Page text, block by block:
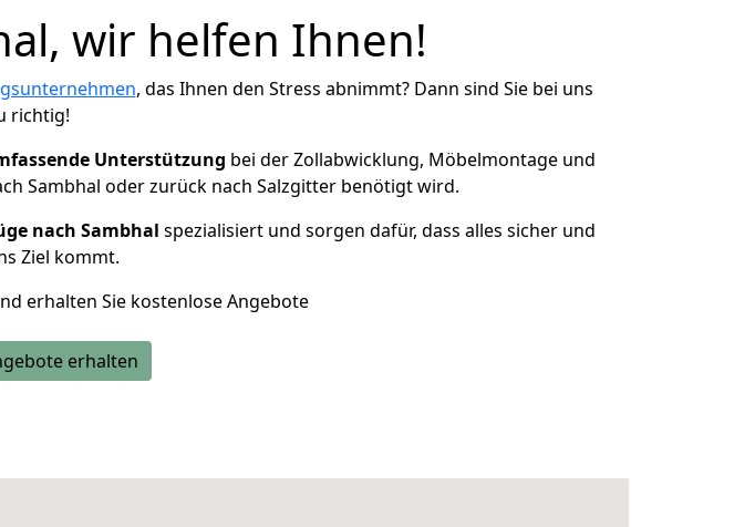
wir helfen Ihnen!
, das Ihnen den Stress abnimmt? Dann sind Sie bei uns
richtig!
Unterstützung bei der Zollabwicklung, Möbelmontage und
Sambhal oder zurück nach Salzgitter benötigt wird.
nach Sambhal spezialisiert und sorgen dafür, dass alles sicher und
Ziel kommt.
erhalten Sie kostenlose Angebote
erhalten